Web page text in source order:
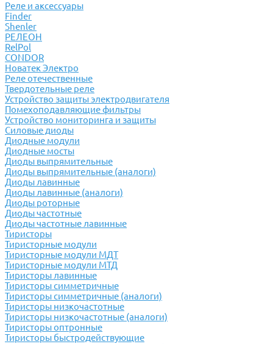
Реле и аксессуары
Finder
Shenler
РЕЛЕОН
RelPol
CONDOR
Новатек Электро
Реле отечественные
Твердотельные реле
Устройство защиты электродвигателя
Помехоподавляющие фильтры
Устройство мониторинга и защиты
Силовые диоды
Диодные модули
Диодные мосты
Диоды выпрямительные
Диоды выпрямительные (аналоги)
Диоды лавинные
Диоды лавинные (аналоги)
Диоды роторные
Диоды частотные
Диоды частотные лавинные
Тиристоры
Тиристорные модули
Тиристорные модули МДТ
Тиристорные модули МТД
Тиристоры лавинные
Тиристоры симметричные
Тиристоры симметричные (аналоги)
Тиристоры низкочастотные
Тиристоры низкочастотные (аналоги)
Тиристоры оптронные
Тиристоры быстродействующие